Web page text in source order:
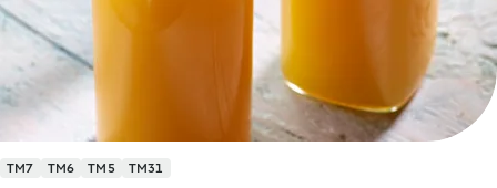
TM7 TM6 TM5 TM31